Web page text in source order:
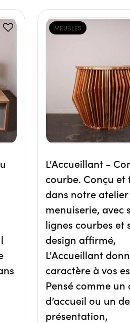
MEUBLES
L'Accueillant -
courbe. Conçu et
dans notre
menuiserie, avec
lignes courbes et
design affirmé,
L'Accueillant
caractère à vos
Pensé comme
d’accueil ou un
présentation,